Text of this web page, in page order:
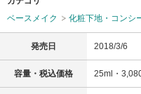
ベースメイク
化粧下地・コンシ
発売日 2018/3/6
容量・税込価格 25ml・